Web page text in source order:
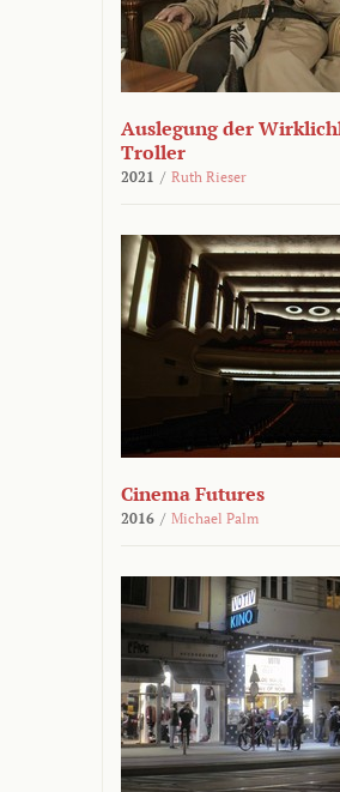
Auslegung der
Troller
2021 / Ruth Rieser
Cinema Futures
2016 / Michael Palm